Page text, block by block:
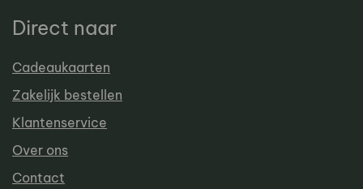
Direct naar
Cadeaukaarten
Zakelijk bestellen
Klantenservice
Over ons
Contact